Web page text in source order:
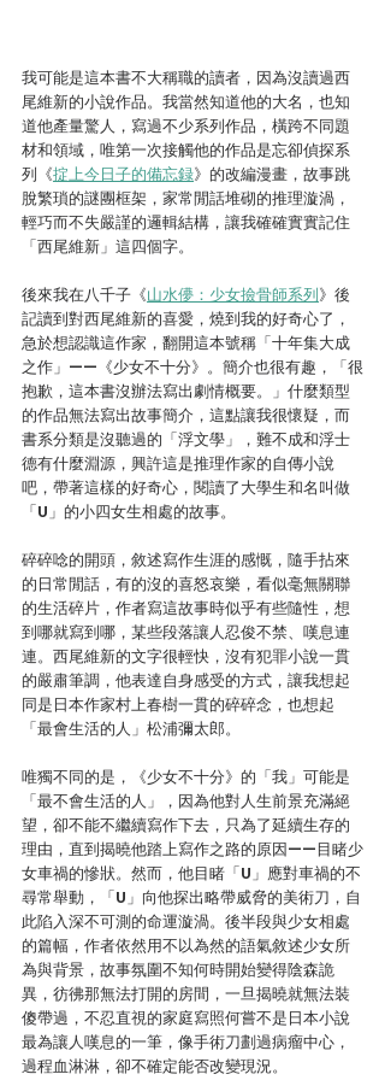
我可能是這本書不大稱職的讀者，因為沒讀過西
尾維新的小說作品。我當然知道他的大名，也知
道他產量驚人，寫過不少系列作品，橫跨不同題
材和領域，唯第一次接觸他的作品是忘卻偵探系
列《掟上今日子的備忘録》的改編漫畫，故事跳
脫繁瑣的謎團框架，家常閒話堆砌的推理漩渦，
輕巧而不失嚴謹的邏輯結構，讓我確確實實記住
「西尾維新」這四個字。
後來我在八千子《山水儚：少女撿骨師系列》後
記讀到對西尾維新的喜愛，燒到我的好奇心了，
急於想認識這作家，翻開這本號稱「十年集大成
之作」——《少女不十分》。簡介也很有趣，「很
抱歉，這本書沒辦法寫出劇情概要。」什麼類型
的作品無法寫出故事簡介，這點讓我很懷疑，而
書系分類是沒聽過的「浮文學」，難不成和浮士
德有什麼淵源，興許這是推理作家的自傳小說
吧，帶著這樣的好奇心，閱讀了大學生和名叫做
「U」的小四女生相處的故事。
碎碎唸的開頭，敘述寫作生涯的感慨，隨手拈來
的日常閒話，有的沒的喜怒哀樂，看似毫無關聯
的生活碎片，作者寫這故事時似乎有些隨性，想
到哪就寫到哪，某些段落讓人忍俊不禁、嘆息連
連。西尾維新的文字很輕快，沒有犯罪小說一貫
的嚴肅筆調，他表達自身感受的方式，讓我想起
同是日本作家村上春樹一貫的碎碎念，也想起
「最會生活的人」松浦彌太郎。
唯獨不同的是，《少女不十分》的「我」可能是
「最不會生活的人」，因為他對人生前景充滿絕
望，卻不能不繼續寫作下去，只為了延續生存的
理由，直到揭曉他踏上寫作之路的原因——目睹少
女車禍的慘狀。然而，他目睹「U」應對車禍的不
尋常舉動，「U」向他探出略帶威脅的美術刀，自
此陷入深不可測的命運漩渦。後半段與少女相處
的篇幅，作者依然用不以為然的語氣敘述少女所
為與背景，故事氛圍不知何時開始變得陰森詭
異，彷彿那無法打開的房間，一旦揭曉就無法裝
傻帶過，不忍直視的家庭寫照何嘗不是日本小說
最為讓人嘆息的一筆，像手術刀劃過病瘤中心，
過程血淋淋，卻不確定能否改變現況。